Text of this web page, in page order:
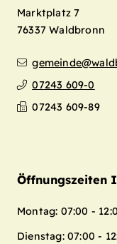
Marktplatz 7
76337 Waldbronn
07243 609-0
07243 609-89
Öffnungszeiten
Montag: 07:00 -
Dienstag: 07:00 -